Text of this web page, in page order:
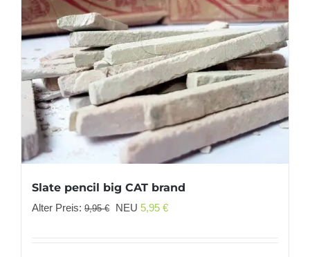
Slate pencil big CAT brand
Alter Preis: 9,95€
Ursprünglicher
NEU 5,95 €Aktueller